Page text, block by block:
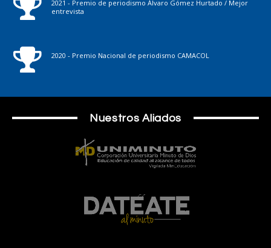
2021 - Premio de periodismo Álvaro Gómez Hurtado / Mejor
entrevista
2020 - Premio Nacional de periodismo CAMACOL
Nuestros Aliados